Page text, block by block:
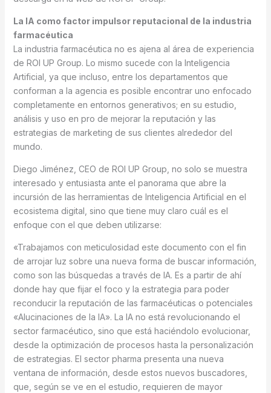
La IA como factor impulsor reputacional de la industria
farmacéutica
La industria farmacéutica no es ajena al área de experiencia
de ROI UP Group. Lo mismo sucede con la Inteligencia
Artificial, ya que incluso, entre los departamentos que
conforman a la agencia es posible encontrar uno enfocado
completamente en entornos generativos; en su estudio,
análisis y uso en pro de mejorar la reputación y las
estrategias de marketing de sus clientes alrededor del
mundo.
Diego Jiménez, CEO de ROI UP Group, no solo se muestra
interesado y entusiasta ante el panorama que abre la
incursión de las herramientas de Inteligencia Artificial en el
ecosistema digital, sino que tiene muy claro cuál es el
enfoque con el que deben utilizarse:
«Trabajamos con meticulosidad este documento con el fin
de arrojar luz sobre una nueva forma de buscar información,
como son las búsquedas a través de IA. Es a partir de ahí
donde hay que fijar el foco y la estrategia para poder
reconducir la reputación de las farmacéuticas o potenciales
«Alucinaciones de la IA». La IA no está revolucionando el
sector farmacéutico, sino que está haciéndolo evolucionar,
desde la optimización de procesos hasta la personalización
de estrategias. El sector pharma presenta una nueva
ventana de información, desde estos nuevos buscadores,
que, según se ve en el estudio, requieren de mayor